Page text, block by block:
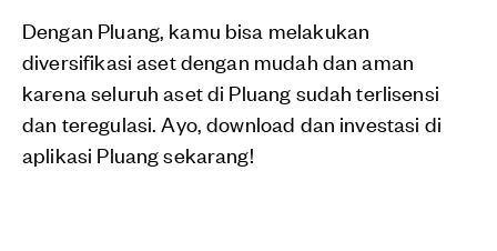
Dengan Pluang, kamu bisa melakukan
diversifikasi aset dengan mudah dan aman
karena seluruh aset di Pluang sudah terlisensi
dan teregulasi. Ayo, download dan investasi di
aplikasi Pluang sekarang!